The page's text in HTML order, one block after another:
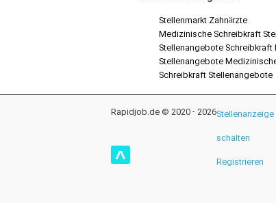
Stellenmarkt Zahnärzte
Medizinische Schreibkraft
Stellenangebote
Stellenangebote
Schreibkraft Stellenangebote
Stellenanzeige
schalten
Registrieren
Rapidjob.de © 2020 - 2026
^